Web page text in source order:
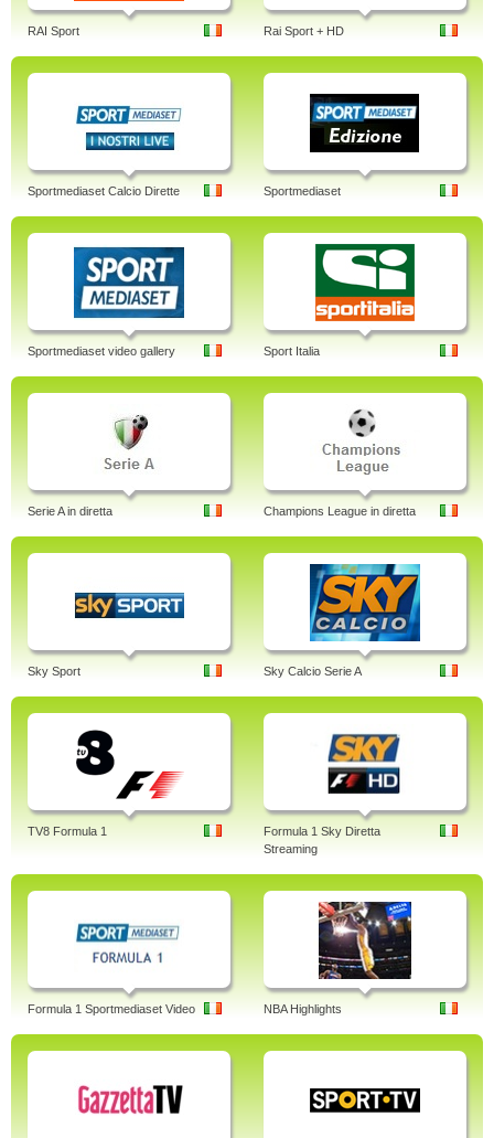
RAI Sport Rai Sport + HD
Sportmediaset Calcio Dirette Sportmediaset
Sportmediaset video gallery Sport Italia
Serie A in diretta Champions League in diretta
Sky Sport Sky Calcio Serie A
TV8 Formula 1
Formula 1 Sky Diretta
Streaming
Formula 1 Sportmediaset Video NBA Highlights